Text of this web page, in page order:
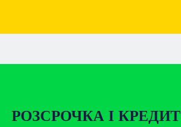
РОЗСРОЧКА І КРЕДИТ